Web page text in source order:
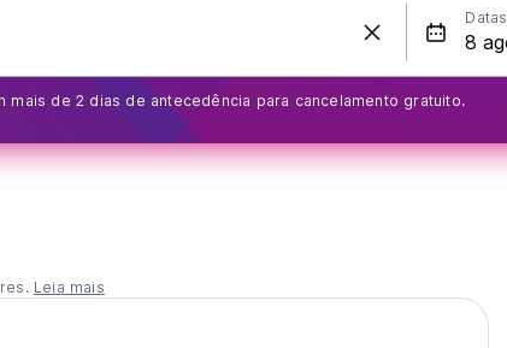
Datas
mais de 2 dias de antecedência para cancelamento gratuito.
Leia mais